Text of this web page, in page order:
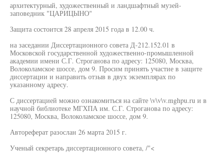
архитектурный, художественный и ландшафтный музей-
заповедник "ЦАРИЦЫНО"
Защита состоится 28 апреля 2015 года в 12.00 ч.
на заседании Диссертационного совета Д-212.152.01 в
Московской государственной художественно-промышленной
академии имени С.Г. Строганова по адресу: 125080, Москва,
Волоколамское шоссе, дом 9. Просим принять участие в защите
диссертации и направить отзыв в двух экземплярах по
указанному адресу.
С диссертацией можно ознакомиться на сайте \v\v\v.mghpu.ru и в
научной библиотеке МГХПА им. С.Г. Строганова по адресу:
125080, Москва, Волоколамское шоссе, дом 9.
Автореферат разослан 26 марта 2015 г.
Ученый секретарь диссертационного совета, /"<